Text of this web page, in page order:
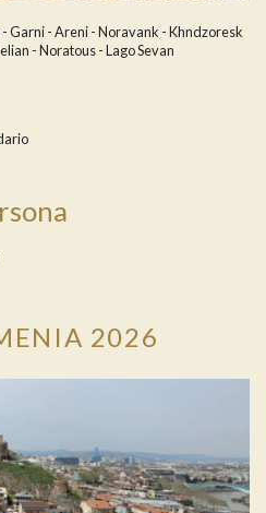
Garni - Areni - Noravank - Khndzoresk
- Noratous - Lago Sevan
2026